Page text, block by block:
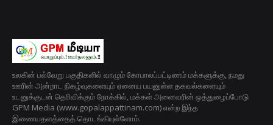
உலகின் பல்வேறு பகுதிகளில் வாழும் கோபாலப்பட்டிணம் மக்களுக்கு, நமது
ஊரின் அன்றாட நிகழ்வுகளையும் ஏனைய பயனுள்ள தகவல்களையும்
உடனுக்குடன் தெரிவிக்கும் நோக்கில், மக்கள் அனைவரின் ஒத்துழைப்போடு
GPM Media (www.gopalappattinam.com) என்ற இந்த
இணையதளத்தைத் தொடங்கியுள்ளோம்.